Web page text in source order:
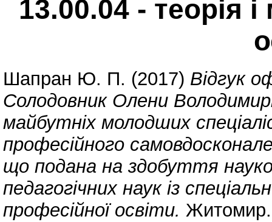
13.00.04 - теорія
Шапран Ю. П. (2017) Відгук
Солодовник Олени
майбутніх молодших
професійного
що подана на здобуття
педагогічних наук із
професійної освіти. Житомир.